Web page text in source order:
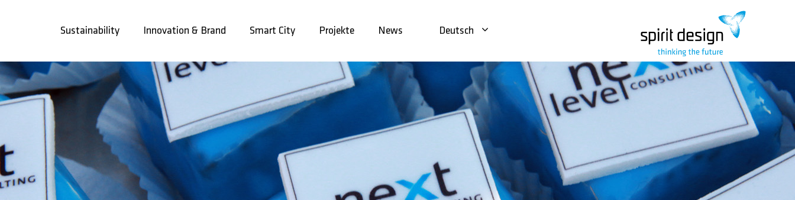
Sustainability Innovation & Brand Smart City Projekte News Deutsch